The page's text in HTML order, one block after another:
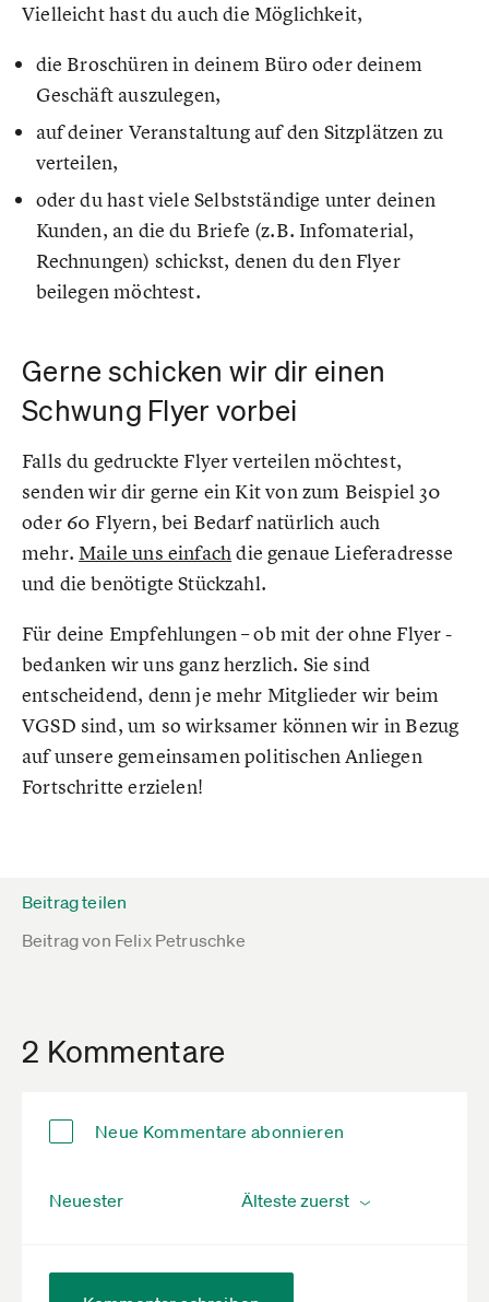
Vielleicht hast du auch die Möglichkeit,
die Broschüren in deinem Büro oder deinem
Geschäft auszulegen,
auf deiner Veranstaltung auf den Sitzplätzen zu
verteilen,
oder du hast viele Selbstständige unter deinen
Kunden, an die du Briefe (z.B. Infomaterial,
Rechnungen) schickst, denen du den Flyer
beilegen möchtest.
Gerne schicken wir dir einen
Schwung Flyer vorbei
Falls du gedruckte Flyer verteilen möchtest,
senden wir dir gerne ein Kit von zum Beispiel 30
oder 60 Flyern, bei Bedarf natürlich auch
mehr. Maile uns einfachdie genaue Lieferadresse
und die benötigte Stückzahl.
Für deine Empfehlungen – ob mit der ohne Flyer -
bedanken wir uns ganz herzlich. Sie sind
entscheidend, denn je mehr Mitglieder wir beim
VGSD sind, um so wirksamer können wir in Bezug
auf unsere gemeinsamen politischen Anliegen
Fortschritte erzielen!
Beitrag teilen
Beitrag von Felix Petruschke
2 Kommentare
Neue Kommentare abonnieren
Neuester